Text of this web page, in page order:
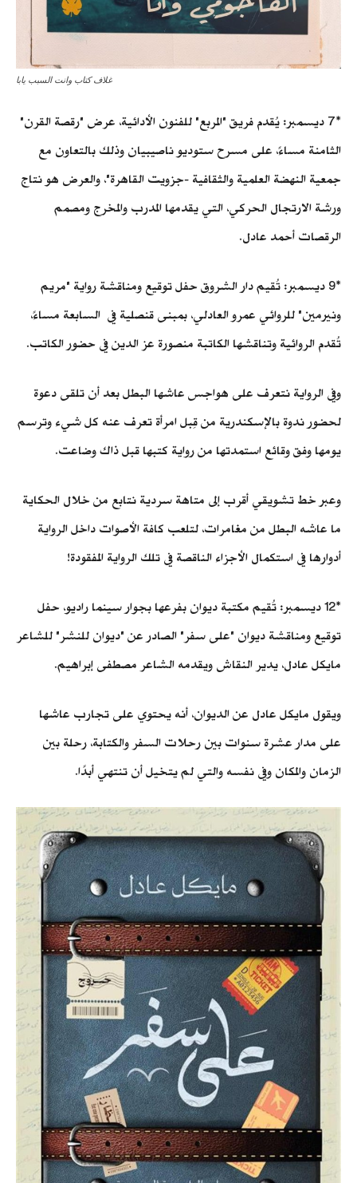
غلاف كتاب وانت السبب يابا
*7 ديسمبر: يُقدم فريق "المربع" للفنون الأدائية، عرض "رقصة القرن"
الثامنة مساءً، على مسرح ستوديو ناصيبيان وذلك بالتعاون مع
جمعية النهضة العلمية والثقافية -جزويت القاهرة"، والعرض هو نتاج
ورشة الارتجال الحركي، التي يقدمها المدرب والمخرج ومصمم
الرقصات أحمد عادل.
*9 ديسمبر: تُقيم دار الشروق حفل توقيع ومناقشة رواية "مريم
ونيرمين" للروائي عمرو العادلي، بمبنى قنصلية في السابعة مساءً،
تُقدم الروائية وتناقشها الكاتبة منصورة عز الدين في حضور الكاتب.
وفي الرواية نتعرف على هواجس عاشها البطل بعد أن تلقى دعوة
لحضور ندوة بالإسكندرية من قِبل امرأة تعرف عنه كل شيء وترسم
يومها وفق وقائع استمدتها من رواية كتبها قبل ذاك وضاعت.
وعبر خط تشويقي أقرب إلى متاهة سردية نتابع من خلال الحكاية
ما عاشه البطل من مغامرات، لتلعب كافة الأصوات داخل الرواية
أدوارها في استكمال الأجزاء الناقصة في تلك الرواية المفقودة!
*12 ديسمبر: تُقيم مكتبة ديوان بفرعها بجوار سينما راديو، حفل
توقيع ومناقشة ديوان "على سفر" الصادر عن "ديوان للنشر" للشاعر
مايكل عادل، يدير النقاش ويقدمه الشاعر مصطفى إبراهيم.
ويقول مايكل عادل عن الديوان، أنه يحتوي على تجارب عاشها
على مدار عشرة سنوات بين رحلات السفر والكتابة، رحلة بين
الزمان والمكان وفي نفسه والتي لم يتخيل أن تنتهي أبدًا.